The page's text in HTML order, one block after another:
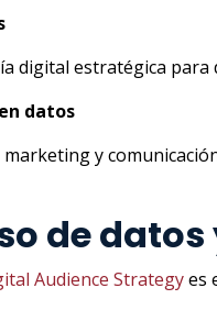
digital estratégica
datos
y
de
Audience Strategyes